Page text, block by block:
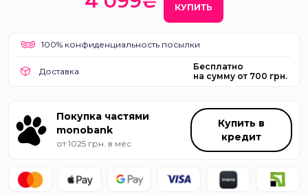
КУПИТЬ
100% конфиденциальность посылки
Доставка
Бесплатно
на сумму от 700 грн.
Покупка частями
monobank
от 1025 грн. в мес
Купить в
кредит